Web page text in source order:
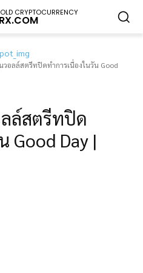
CRYPTOCURRENCY
อลล์สตรีทปิดทำการเนื่องในวัน Good
ล์สตรีทปิด
Good Day |